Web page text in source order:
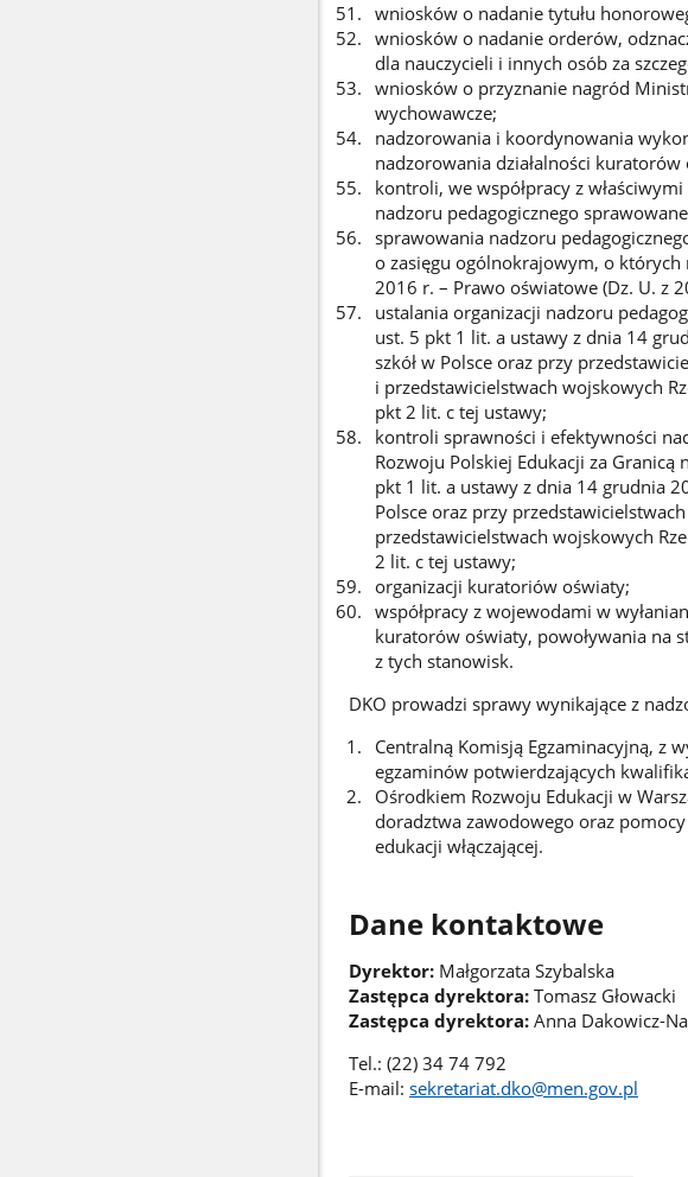
wniosków o nadanie tytułu
wniosków o nadanie orderów,
dla nauczycieli i innych osób za
wniosków o przyznanie nagród
wychowawcze;
nadzorowania i koordynowania
nadzorowania działalności kuratorów
kontroli, we współpracy z
nadzoru pedagogicznego
sprawowania nadzoru
o zasięgu ogólnokrajowym, o
2016 r. – Prawo oświatowe (Dz. U. z
ustalania organizacji nadzoru
ust. 5 pkt 1 lit. a ustawy z dnia 14
szkół w Polsce oraz przy
i przedstawicielstwach wojskowych
pkt 2 lit. c tej ustawy;
kontroli sprawności i efektywności
Rozwoju Polskiej Edukacji za
pkt 1 lit. a ustawy z dnia 14 grudnia
Polsce oraz przy
przedstawicielstwach wojskowych
2 lit. c tej ustawy;
organizacji kuratoriów oświaty;
współpracy z wojewodami w
kuratorów oświaty, powoływania na
z tych stanowisk.
DKO prowadzi sprawy wynikające z
Centralną Komisją Egzaminacyjną, z
egzaminów potwierdzających
Ośrodkiem Rozwoju Edukacji w
doradztwa zawodowego oraz
edukacji włączającej.
Dane kontaktowe
Dyrektor:Małgorzata Szybalska
Zastępca dyrektora:Tomasz Głowacki
Zastępca dyrektora:Anna Dakowicz-
Tel.: (22) 34 74 792
E-mail: sekretariat.dko@men.gov.pl